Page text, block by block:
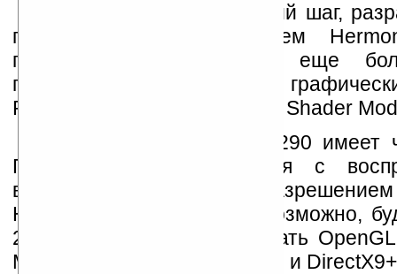
Интел сделал следующий шаг,
платформу под названием
платформе используется еще
процессор XScale PXA290 и
PowerVR SGX с поддержкой Shader
Процессор XScale PXA290 имеет
ГГц и легко справляется с
видеоформата H.264 с
Новый графический чип, возможно,
2900G, и будет поддерживать
Mobile, OpenVG, OpenGL 2.0 и